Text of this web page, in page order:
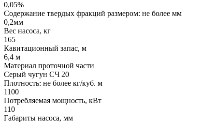
0,05%
Содержание твердых фракций размером: не более мм
0,2мм
Вес насоса, кг
165
Кавитационный запас, м
6,4 м
Материал проточной части
Серый чугун СЧ 20
Плотность: не более кг/куб. м
1100
Потребляемая мощность, кВт
110
Габариты насоса, мм